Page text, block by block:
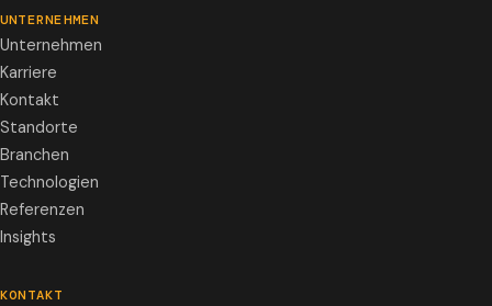
UNTERNEHMEN
Unternehmen
Karriere
Kontakt
Standorte
Branchen
Technologien
Referenzen
Insights
KONTAKT